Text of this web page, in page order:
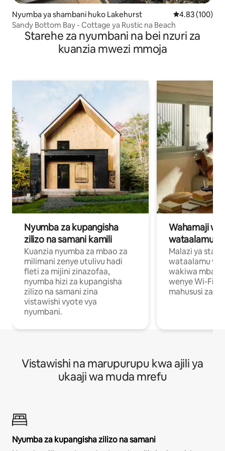
Nyumba ya shambani huko Lakehurst Ukadiriaji wa
4.83 (100)
Sandy Bottom Bay - Cottage ya Rustic na Beach
Starehe za nyumbani na bei nzuri za
kuanzia mwezi mmoja
Nyumba za kupangisha
zilizo na samani kamili
Kuanzia nyumba za mbao za
milimani zenye utulivu hadi
fleti za mijini zinazofaa,
nyumba hizi za kupangisha
zilizo na samani zina
vistawishi vyote vya
nyumbani.
Wahamaji
wataalamu
Malazi ya
wataalamu
wakiwa mbali
wenye Wi-Fi
mahususi za
Vistawishi na marupurupu kwa ajili ya
ukaaji wa muda mrefu
Nyumba za kupangisha zilizo na samani